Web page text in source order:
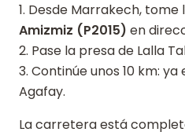
1. Desde Marrakech, tome
Amizmiz (P2015) en
2. Pase la presa de Lalla
3. Continúe unos 10 km:
Agafay.
La carretera está